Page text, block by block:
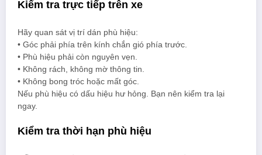
Kiểm tra trực tiếp trên xe
Hãy quan sát vị trí dán phù hiệu:
• Góc phải phía trên kính chắn gió phía trước.
• Phù hiệu phải còn nguyên vẹn.
• Không rách, không mờ thông tin.
• Không bong tróc hoặc mất góc.
Nếu phù hiệu có dấu hiệu hư hỏng. Bạn nên kiểm tra lại
ngay.
Kiểm tra thời hạn phù hiệu